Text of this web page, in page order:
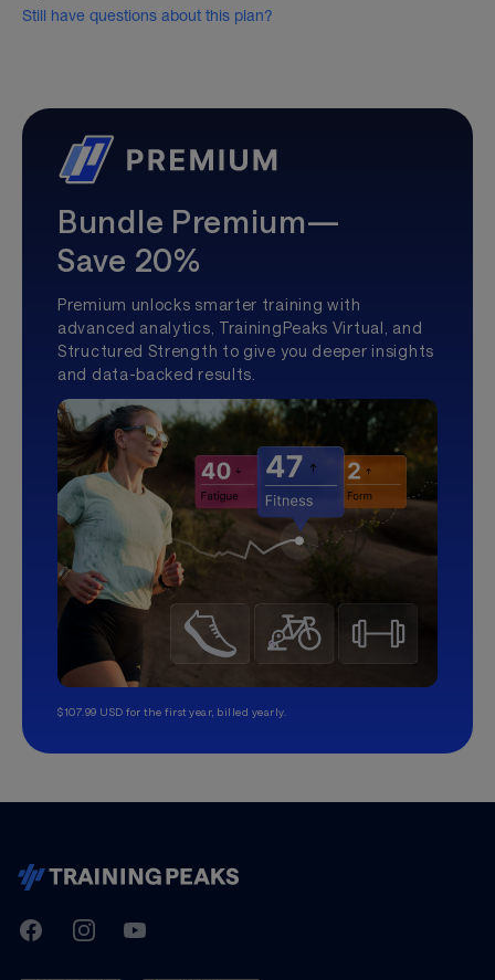
Still have questions about this plan?
Bundle Premium—
Save 20%
Premium unlocks smarter training with
advanced analytics, TrainingPeaks Virtual, and
Structured Strength to give you deeper insights
and data-backed results.
$107.99 USD for the first year, billed yearly.
TrainingPeaks
FacebookInstagramYoutube